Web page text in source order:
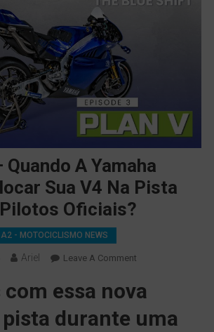
Quando A Yamaha
Sua V4 Na Pista
Oficiais?
A2 - MOTOCICLISMO NEWS
Ariel Leave A CommentOn
–
A
com essa nova
durante uma